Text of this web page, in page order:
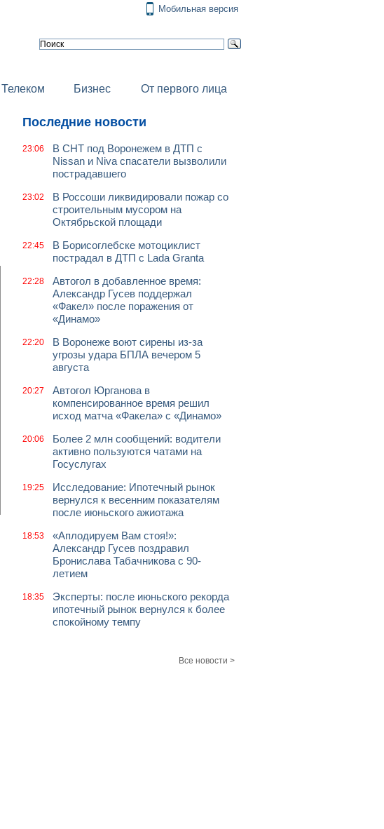
Мобильная версия
Телеком Бизнес От первого лица
Последние новости
23:06
В СНТ под Воронежем в ДТП с
Nissan и Niva спасатели вызволили
пострадавшего
23:02
В Россоши ликвидировали пожар со
строительным мусором на
Октябрьской площади
22:45
В Борисоглебске мотоциклист
пострадал в ДТП с Lada Granta
22:28
Автогол в добавленное время:
Александр Гусев поддержал
«Факел» после поражения от
«Динамо»
22:20
В Воронеже воют сирены из-за
угрозы удара БПЛА вечером 5
августа
20:27
Автогол Юрганова в
компенсированное время решил
исход матча «Факела» с «Динамо»
20:06
Более 2 млн сообщений: водители
активно пользуются чатами на
Госуслугах
19:25
Исследование: Ипотечный рынок
вернулся к весенним показателям
после июньского ажиотажа
18:53
«Аплодируем Вам стоя!»:
Александр Гусев поздравил
Бронислава Табачникова с 90-
летием
18:35
Эксперты: после июньского рекорда
ипотечный рынок вернулся к более
спокойному темпу
Все новости >